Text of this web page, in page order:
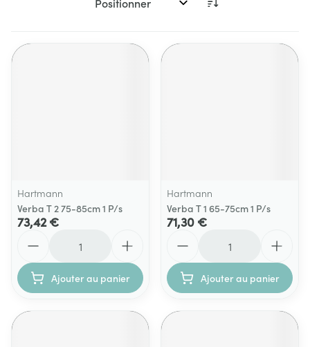
Trier par:
Hartmann
Verba T 2 75-85cm 1 P/s
73,42 €
Ajouter au panier
Hartmann
Verba T 1 65-75cm 1 P/s
71,30 €
Ajouter au panier